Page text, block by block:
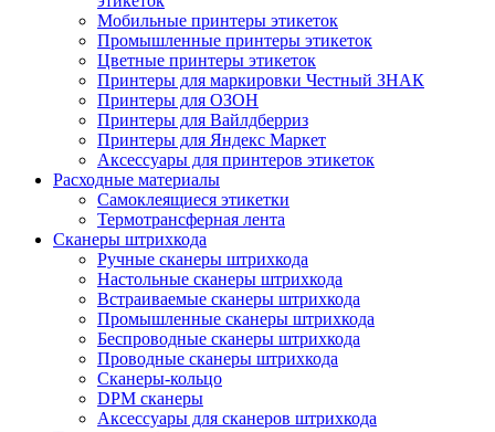
Мобильные принтеры этикеток
Промышленные принтеры этикеток
Цветные принтеры этикеток
Принтеры для маркировки Честный ЗНАК
Принтеры для ОЗОН
Принтеры для Вайлдберриз
Принтеры для Яндекс Маркет
Аксессуары для принтеров этикеток
Расходные материалы
Самоклеящиеся этикетки
Термотрансферная лента
Сканеры штрихкода
Ручные сканеры штрихкода
Настольные сканеры штрихкода
Встраиваемые сканеры штрихкода
Промышленные сканеры штрихкода
Беспроводные сканеры штрихкода
Проводные сканеры штрихкода
Сканеры-кольцо
DPM сканеры
Аксессуары для сканеров штрихкода